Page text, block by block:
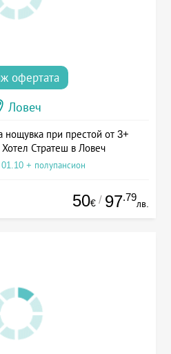
офертата
Ловеч
нощувка при престой от 3+
Стратеш в Ловеч
+ полупансион
50€ / 97.79
лв.